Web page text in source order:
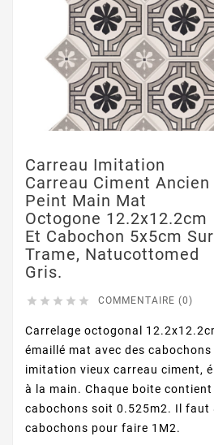
Carreau Imitation
Carreau Ciment Ancien
Peint Main Mat
Octogone 12.2x12.2cm
Et Cabochon 5x5cm Sur
Trame, Natucottomed
Gris.
     COMMENTAIRE (0)
Carrelage octogonal
émaillé mat avec des
imitation vieux carreau ciment,
à la main. Chaque boite
cabochons soit 0.525m2. Il faut
cabochons pour faire 1M2.